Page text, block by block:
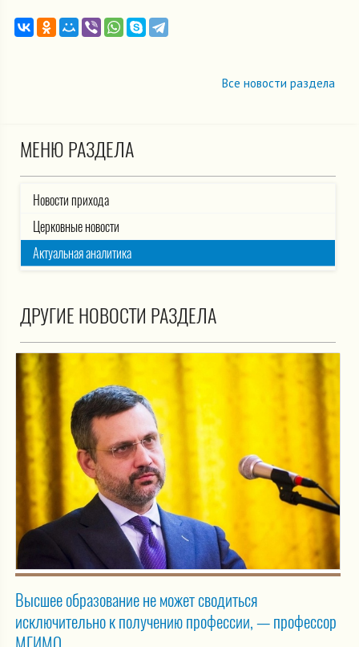
Все новости раздела
МЕНЮ РАЗДЕЛА
Новости прихода
Церковные новости
Актуальная аналитика
ДРУГИЕ НОВОСТИ РАЗДЕЛА
Высшее образование не может сводиться
исключительно к получению профессии, — профессор